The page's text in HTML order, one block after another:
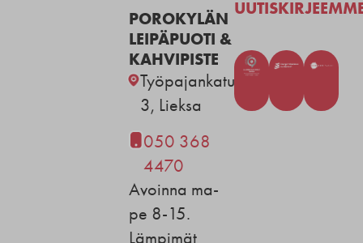
POROKYLÄN
LEIPÄPUOTI &
KAHVIPISTE
Työpajankatu
3, Lieksa
050 368
4470
Avoinna ma-
pe 8-15.
Lämpimät